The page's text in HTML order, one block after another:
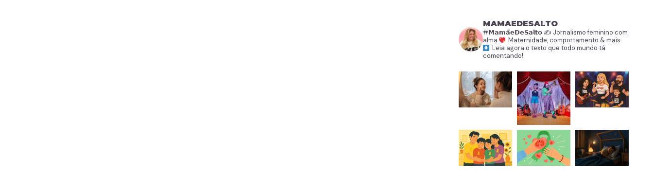
MAMAEDESALTO
#𝗠𝗮𝗺𝗮̃𝗲𝗗𝗲𝗦𝗮𝗹𝘁𝗼 ✍️ Jornalismo feminino com
alma
Maternidade, comportamento & mais
Leia agora o texto que todo mundo tá
comentando!